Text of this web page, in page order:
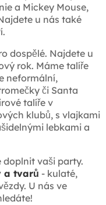
a Mickey Mouse,
u nás také
dospělé. Najdete u
rok. Máme talíře
neformální,
či Santa
talíře v
klubů, s vlajkami
lebkami a
doplnit vaši party.
a tvarů - kulaté,
U nás ve